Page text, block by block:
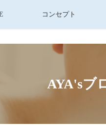
コンセプト
AYA'sブ